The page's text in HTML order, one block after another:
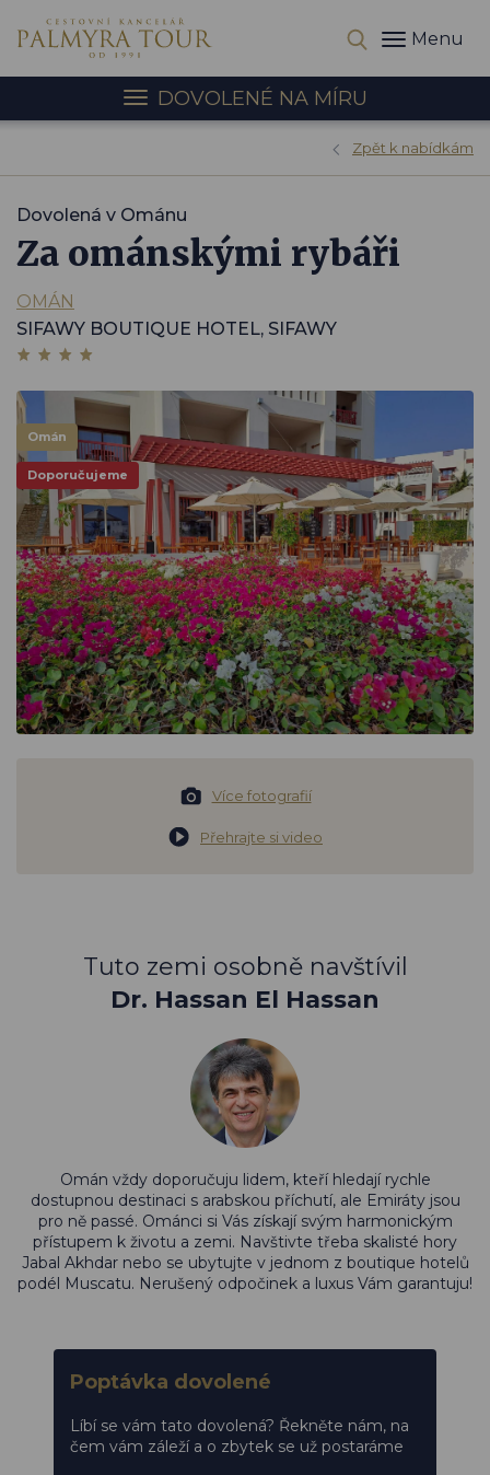
Menu
DOVOLENÉ NA MÍRU
Zpět k nabídkám
Dovolená v Ománu
Za ománskými rybáři
OMÁN
SIFAWY BOUTIQUE HOTEL, SIFAWY
Omán
Doporučujeme
Více fotografií
Přehrajte si video
Tuto zemi osobně navštívil
Dr. Hassan El Hassan
Omán vždy doporučuju lidem, kteří hledají rychle
dostupnou destinaci s arabskou příchutí, ale Emiráty jsou
pro ně passé. Ománci si Vás získají svým harmonickým
přístupem k životu a zemi. Navštivte třeba skalisté hory
Jabal Akhdar nebo se ubytujte v jednom z boutique hotelů
podél Muscatu. Nerušený odpočinek a luxus Vám garantuju!
Poptávka dovolené
Líbí se vám tato dovolená? Řekněte nám, na
čem vám záleží a o zbytek se už postaráme